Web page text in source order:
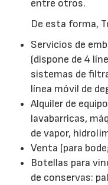
entre otros.
De esta forma,
Servicios de
(dispone de 4
sistemas de
línea móvil de
Alquiler de
lavabarricas,
de vapor,
Venta (para
Botellas para
de conservas: